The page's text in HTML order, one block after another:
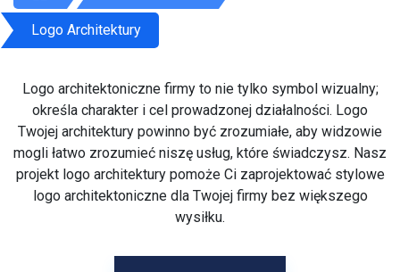
Logo Architektury
Logo architektoniczne firmy to nie tylko symbol wizualny;
określa charakter i cel prowadzonej działalności. Logo
Twojej architektury powinno być zrozumiałe, aby widzowie
mogli łatwo zrozumieć niszę usług, które świadczysz. Nasz
projekt logo architektury pomoże Ci zaprojektować stylowe
logo architektoniczne dla Twojej firmy bez większego
wysiłku.